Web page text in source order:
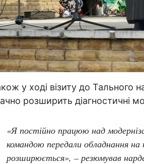
у ході візиту до Тального
розширить діагностичні
«Я постійно працюю над
командою передали обладнання на
розширюється», – резюмував